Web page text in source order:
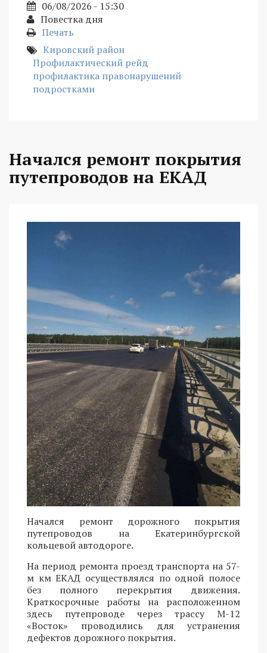
06/08/2026 - 15:30
Повестка дня
Печать
Кировский район
Профилактический рейд
профилактика правонарушений
подростками
Начался ремонт покрытия
путепроводов на ЕКАД
Начался ремонт дорожного покрытия
путепроводов на Екатеринбургской
кольцевой автодороге.
На период ремонта проезд транспорта на 57-
м км ЕКАД осуществлялся по одной полосе
без полного перекрытия движения.
Краткосрочные работы на расположенном
здесь путепроводе через трассу М-12
«Восток» проводились для устранения
дефектов дорожного покрытия.